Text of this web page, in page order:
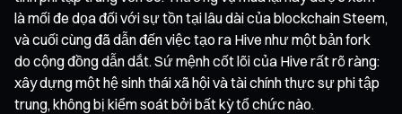
là mối đe dọa đối với sự tồn tại lâu dài của blockchain Steem,
và cuối cùng đã dẫn đến việc tạo ra Hive như một bản fork
do cộng đồng dẫn dắt. Sứ mệnh cốt lõi của Hive rất rõ ràng:
xây dựng một hệ sinh thái xã hội và tài chính thực sự phi tập
trung, không bị kiểm soát bởi bất kỳ tổ chức nào.